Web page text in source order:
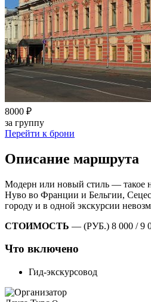
8000 ₽
за группу
Перейти к брони
Описание маршрута
Модерн или новый стиль — такое
Нуво во Франции и Бельгии,
городу и в одной экскурсии
СТОИМОСТЬ — (РУБ.) 8 000 / 9
Что включено
Гид-экскурсовод